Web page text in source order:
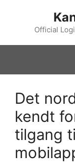
Official
Det
kendt
tilgang